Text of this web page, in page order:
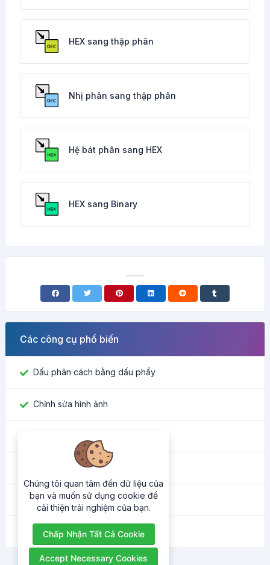
HEX sang thập phân
Nhị phân sang thập phân
Hệ bát phân sang HEX
HEX sang Binary
Các công cụ phổ biến
Dấu phân cách bằng dấu phẩy
Chỉnh sửa hình ảnh
Công cụ chuyển đổi màu sắc
Địa chỉ IP của tôi là gì
Trình làm đẹp HTML
Chúng tôi quan tâm đến dữ liệu của
bạn và muốn sử dụng cookie để
cải thiện trải nghiệm của bạn.
Chấp Nhận Tất Cả Cookie
Accept Necessary Cookies